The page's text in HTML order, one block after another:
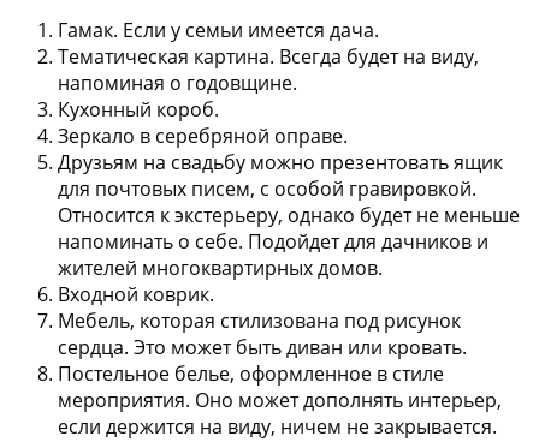
Гамак. Если у семьи имеется дача.
Тематическая картина. Всегда будет на виду,
напоминая о годовщине.
Кухонный короб.
Зеркало в серебряной оправе.
Друзьям на свадьбу можно презентоватьящик
для почтовых писем, с особой гравировкой.
Относится к экстерьеру, однако будет не меньше
напоминать о себе. Подойдет для дачников и
жителей многоквартирных домов.
Входной коврик.
Мебель, которая стилизована под рисунок
сердца. Это может быть диван или кровать.
Постельное белье, оформленное в стиле
мероприятия. Оно может дополнять интерьер,
если держится на виду, ничем не закрывается.